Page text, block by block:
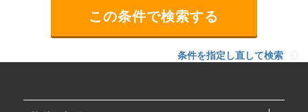
条件を指定し直して検索